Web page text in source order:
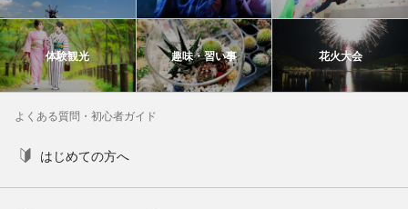
体験観光 趣味・習い事 花火大会
よくある質問・初心者ガイド
はじめての方へ